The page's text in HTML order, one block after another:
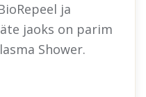
ja
jaoks on parim
Shower.